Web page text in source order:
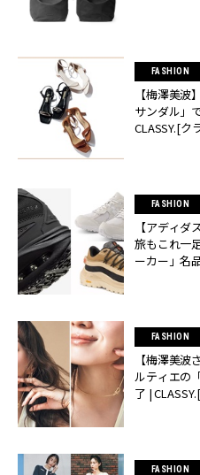
FASHION
【梅澤美
サンダル」
CLASSY.[ク
FASHION
【アディ
旅もこれ一
ーカー」名
FASHION
【梅澤美
ルティエの
了 |
FASHION